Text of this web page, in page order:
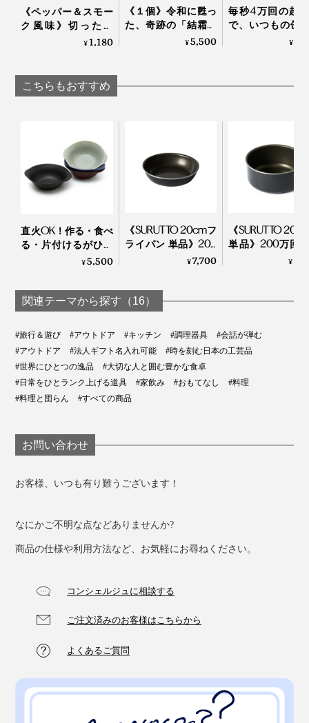
スミ イタグリル」、左下「スミ トースターL」※本品、右下「
《ペッパー＆スモー
ク風味》切っただ
け・ゆでただけの食
味料」｜サクサクし
ょうゆアーモンド
¥1,180
《１個》令和に甦っ
た、奇跡の「結霜グ
ラス」｜結霜月華
¥5,500
毎秒4万回の超
で、いつもの缶
ルからクリーミ
¥
こちらもおすすめ
直火OK！作る・食べ
る・片付けるがひと
つで完結する「器 兼
¥5,500
《SURUTTO 20cmフ
ライパン 単品》200
万回の耐摩耗性試験
¥7,700
《SURUTTO
単品》200万回
摩耗性試験をク
¥
関連テーマから探す（16）
#旅行＆遊び #アウトドア #キッチン #調理器具
#会話が弾む
#アウトドア
#法人ギフト名入れ可能
#時を刻む日本の工芸品
#世界にひとつの逸品
#大切な人と囲む豊かな食卓
#日常をひとランク上げる道具
#家飲み #おもてなし
#料理
#料理と団らん
#すべての商品
お問い合わせ
お客様、いつも有り難うございます！
なにかご不明な点などありませんか?
商品の仕様や利用方法など、お気軽にお尋ねください。
コンシェルジュに相談する
ご注文済みのお客様はこちらから
よくあるご質問